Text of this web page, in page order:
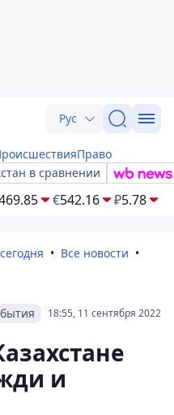
Рус
Право
в сравнении
€542.16 ₽5.78
Все новости
18:55, 11 сентября 2022
и